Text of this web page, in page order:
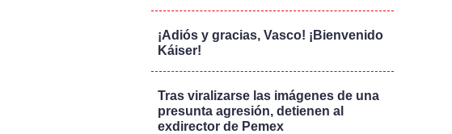
¡Adiós y gracias, Vasco! ¡Bienvenido
Káiser!
Tras viralizarse las imágenes de una
presunta agresión, detienen al
exdirector de Pemex